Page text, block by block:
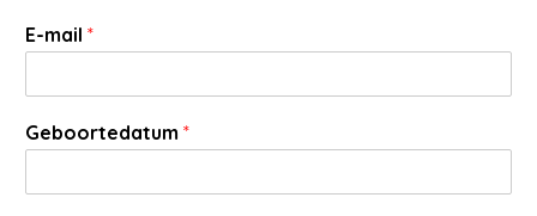
E-mail *
Geboortedatum *